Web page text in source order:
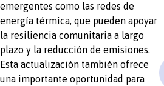
emergentes como las redes de
energía térmica, que pueden apoyar
la resiliencia comunitaria a largo
plazo y la reducción de emisiones.
Esta actualización también ofrece
una importante oportunidad para